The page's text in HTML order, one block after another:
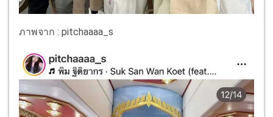
ภาพจาก : pitchaaaa_s